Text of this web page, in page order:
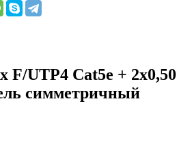
F/UTP4 Cat5e + 2х0,50
симметричный